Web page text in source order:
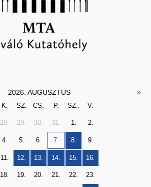
2026. AUGUSZTUS »
K. SZ. CS. P. SZ.. V.
28. 29. 30. 31. 1. 2.
4. 5. 6. 7. 8. 9.
11. 12. 13. 14. 15. 16.
18. 19. 20. 21. 22. 23.